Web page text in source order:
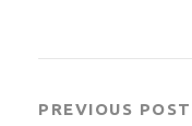
PREVIOUS POST